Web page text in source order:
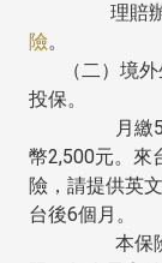
理賠辦法
險。
（二）境外
投保。
月繳500元
幣2,500元。來
險，請提供英
台後6個月。
本保險提供